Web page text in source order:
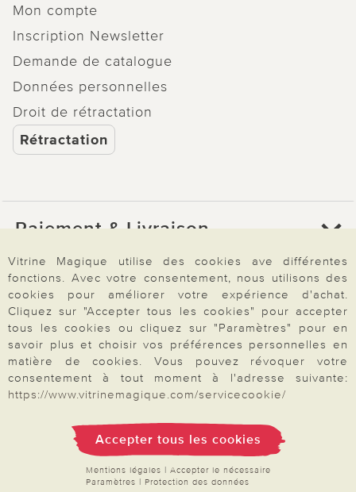
Mon compte
Inscription Newsletter
Demande de catalogue
Données personnelles
Droit de rétractation
Rétractation
Paiement & Livraison
À propos de nous
Besoin d'aide?
Mentions légales|CGV|Données & liberté|Vie privée & cookies
Vitrine Magique utilise des cookies ave différentes
fonctions. Avec votre consentement, nous utilisons des
cookies pour améliorer votre expérience d'achat.
Cliquez sur "Accepter tous les cookies" pour accepter
tous les cookies ou cliquez sur "Paramètres" pour en
savoir plus et choisir vos préférences personnelles en
matière de cookies. Vous pouvez révoquer votre
consentement à tout moment à l'adresse suivante:
https://www.vitrinemagique.com/servicecookie/
Accepter tous les cookies
Mentions légales | Accepter le nécessaire
Paramètres | Protection des données